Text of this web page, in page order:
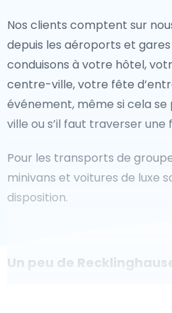
Nos clients comptent sur
depuis les aéroports et
conduisons à votre hôtel,
centre-ville, votre fête
événement, même si cela se
ville ou s’il faut traverser une
Pour les transports de
minivans et voitures de luxe
disposition.
Un peu de